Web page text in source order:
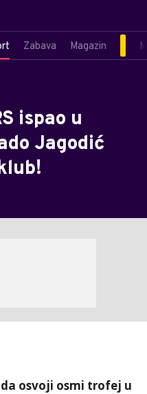
Zabava Magazin
ispao u
Jagodić
osvoji osmi trofej u